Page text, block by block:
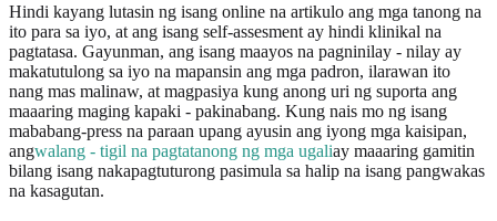
Hindi kayang lutasin ng isang online na artikulo ang mga tanong na
ito para sa iyo, at ang isang self-assesment ay hindi klinikal na
pagtatasa. Gayunman, ang isang maayos na pagninilay - nilay ay
makatutulong sa iyo na mapansin ang mga padron, ilarawan ito
nang mas malinaw, at magpasiya kung anong uri ng suporta ang
maaaring maging kapaki - pakinabang. Kung nais mo ng isang
mababang-press na paraan upang ayusin ang iyong mga kaisipan,
angwalang - tigil na pagtatanong ng mga ugaliay maaaring gamitin
bilang isang nakapagtuturong pasimula sa halip na isang pangwakas
na kasagutan.